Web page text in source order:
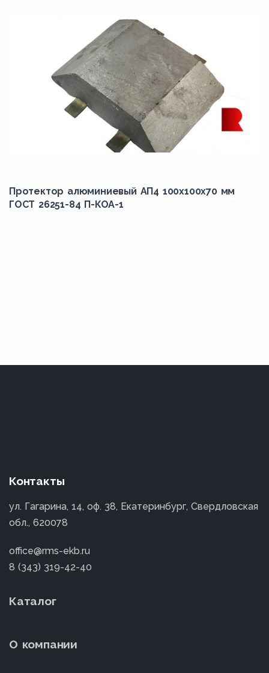
Протектор алюминиевый АП4 100х100х70 мм
ГОСТ 26251-84 П-КОА-1
Контакты
ул. Гагарина, 14, оф. 38, Екатеринбург, Свердловская
обл., 620078
office@rms-ekb.ru
8 (343) 319-42-40
Каталог
О компании